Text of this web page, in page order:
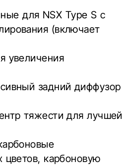
для NSX Type S с
(включает
увеличения
задний диффузор
тяжести для лучшей
карбоновую